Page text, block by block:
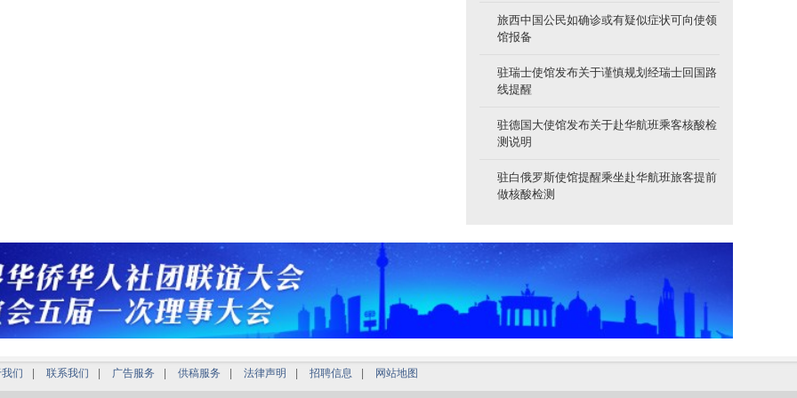
旅西中国公民如确诊或有疑似症状可向使领
馆报备
驻瑞士使馆发布关于谨慎规划经瑞士回国路
线提醒
驻德国大使馆发布关于赴华航班乘客核酸检
测说明
驻白俄罗斯使馆提醒乘坐赴华航班旅客提前
做核酸检测
们 联系我们 广告服务 供稿服务 法律声明 招聘信息 网站地图